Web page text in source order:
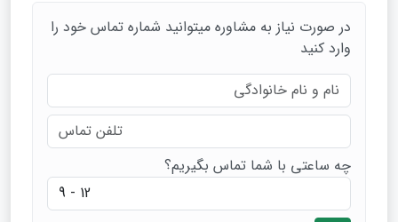
در صورت نیاز به مشاوره میتوانید شماره تماس خود را
وارد کنید
چه ساعتی با شما تماس بگیریم؟